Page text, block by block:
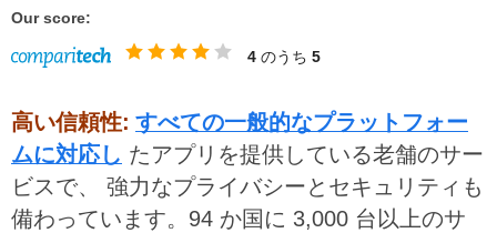
Our score:
4 のうち 5
高い信頼性: すべての一般的なプラットフォー
ムに対応し たアプリを提供している老舗のサー
ビスで、 強力なプライバシーとセキュリティも
備わっています。94 か国に 3,000 台以上のサ